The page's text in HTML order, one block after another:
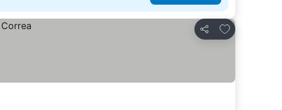
Compartir
Añadir a